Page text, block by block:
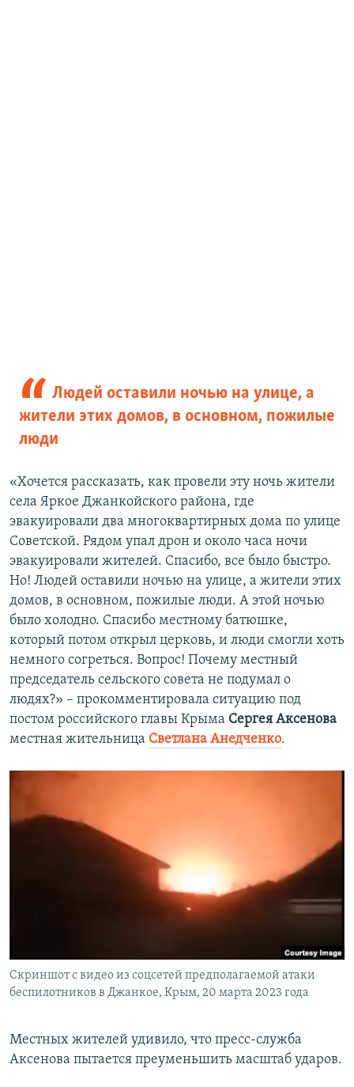
Людей оставили ночью на улице, а
жители этих домов, в основном, пожилые
люди
«Хочется рассказать, как провели эту ночь жители
села Яркое Джанкойского района, где
эвакуировали два многоквартирных дома по улице
Советской. Рядом упал дрон и около часа ночи
эвакуировали жителей. Спасибо, все было быстро.
Но! Людей оставили ночью на улице, а жители этих
домов, в основном, пожилые люди. А этой ночью
было холодно. Спасибо местному батюшке,
который потом открыл церковь, и люди смогли хоть
немного согреться. Вопрос! Почему местный
председатель сельского совета не подумал о
людях?» – прокомментировала ситуацию под
постом российского главы Крыма Сергея Аксенова
местная жительница Светлана Анедченко.
Скриншот с видео из соцсетей предполагаемой атаки
беспилотников в Джанкое, Крым, 20 марта 2023 года
Местных жителей удивило, что пресс-служба
Аксенова пытается преуменьшить масштаб ударов.